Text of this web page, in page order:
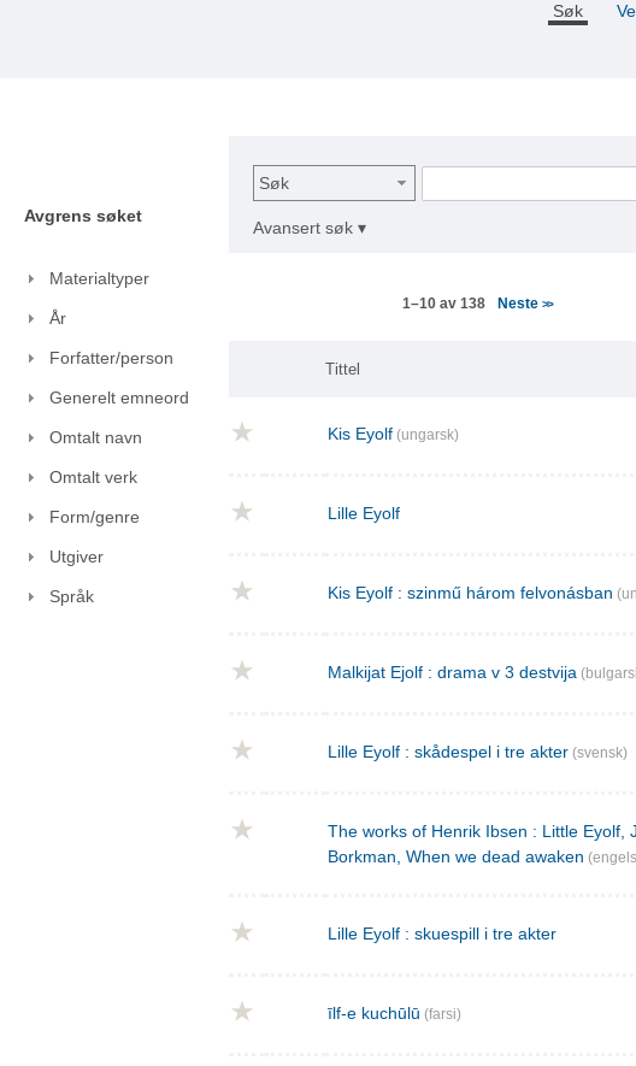
Søk
Avgrens søket
Materialtyper
År
Forfatter/person
Generelt emneord
Omtalt navn
Omtalt verk
Form/genre
Utgiver
Språk
Søk
Avansert søk ▾
1–10 av 138 Neste >>
Tittel
Kis Eyolf (ungarsk)
Lille Eyolf
Kis Eyolf : szinmű három felvonásban
Malkijat Ejolf : drama v 3 destvija
Lille Eyolf : skådespel i tre akter (svensk)
The works of Henrik Ibsen : Little Eyolf,
Borkman, When we dead awaken
Lille Eyolf : skuespill i tre akter
īlf-e kuchūlū (farsi)